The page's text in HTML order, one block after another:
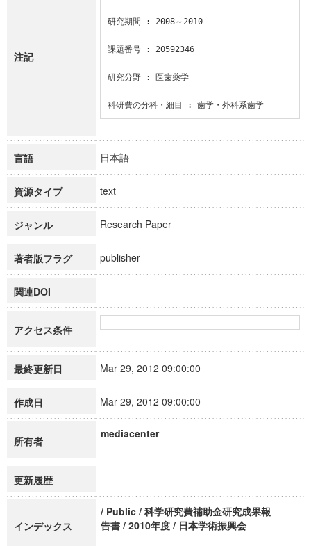
注記
研究期間 : 2008～2010
課題番号 : 20592346
研究分野 : 医歯薬学
科研費の分科・細目 : 歯学・外科系歯学
言語 日本語
資源タイプ text
ジャンル Research Paper
著者版フラグ publisher
関連DOI
アクセス条件
最終更新日 Mar 29, 2012 09:00:00
作成日 Mar 29, 2012 09:00:00
所有者
mediacenter
更新履歴
インデックス
/ Public / 科学研究費補助金研究成果報
告書 / 2010年度 / 日本学術振興会